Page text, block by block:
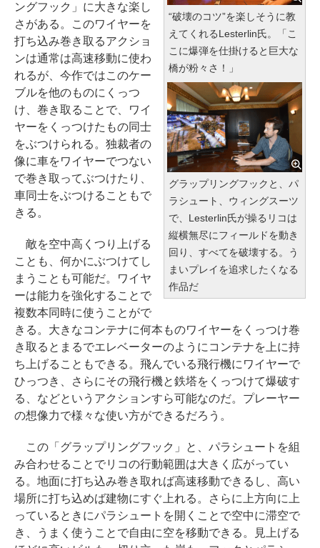
“破壊のコツ”を楽しそうに教
えてくれるLesterlin氏。「こ
こに爆弾を仕掛けると巨大な
橋が粉々さ！」
グラップリングフックと、パ
ラシュート、ウィングスーツ
で、Lesterlin氏が操るリコは
縦横無尽にフィールドを動き
回り、すべてを破壊する。う
まいプレイを追求したくなる
作品だ
ングフック」に大きな楽し
さがある。このワイヤーを
打ち込み巻き取るアクショ
ンは通常は高速移動に使わ
れるが、今作ではこのケー
ブルを他のものにくっつ
け、巻き取ることで、ワイ
ヤーをくっつけたもの同士
をぶつけられる。独裁者の
像に車をワイヤーでつない
で巻き取ってぶつけたり、
車同士をぶつけることもで
きる。
敵を空中高くつり上げる
ことも、何かにぶつけてし
まうことも可能だ。ワイヤ
ーは能力を強化することで
複数本同時に使うことがで
きる。大きなコンテナに何本ものワイヤーをくっつけ巻
き取るとまるでエレベーターのようにコンテナを上に持
ち上げることもできる。飛んでいる飛行機にワイヤーで
ひっつき、さらにその飛行機と鉄塔をくっつけて爆破す
る、などというアクションすら可能なのだ。プレーヤー
の想像力で様々な使い方ができるだろう。
この「グラップリングフック」と、パラシュートを組
み合わせることでリコの行動範囲は大きく広がってい
る。地面に打ち込み巻き取れば高速移動できるし、高い
場所に打ち込めば建物にすぐ上れる。さらに上方向に上
っているときにパラシュートを開くことで空中に滞空で
き、うまく使うことで自由に空を移動できる。見上げる